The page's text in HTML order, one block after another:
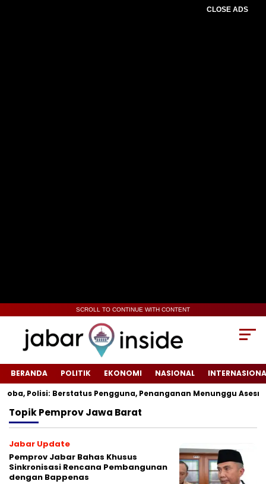
CLOSE ADS
SCROLL TO CONTINUE WITH CONTENT
BERANDA POLITIK EKONOMI NASIONAL
Polisi: Berstatus Pengguna, Penanganan Menunggu
TopikPemprov Jawa Barat
Jabar Update
Pemprov Jabar Bahas Khusus
Sinkronisasi Rencana Pembangunan
dengan Bappenas